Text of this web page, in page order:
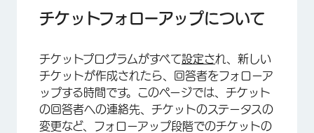
優先順位の割り当て
チケット概要
チケットデータ
顧客プロファイリング
チケットフォローアップについて
チケットプログラムがすべて設定され、新しい
チケットが作成されたら、回答者をフォローア
ップする時間です。このページでは、チケット
の回答者への連絡先、チケットのステータスの
変更など、フォローアップ段階でのチケットの